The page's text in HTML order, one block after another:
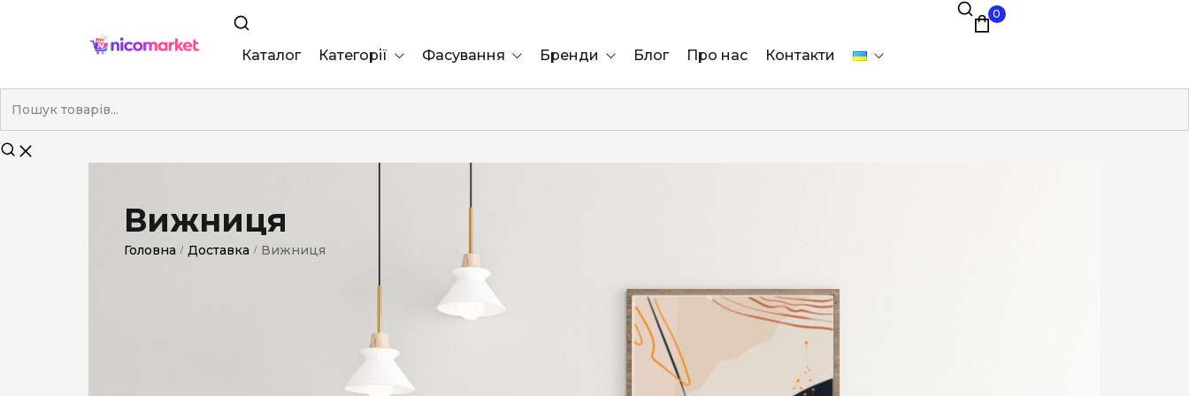
Каталог Категорії
Без фільтра
Смакові (капсула)
Фасування Бренди Блог Про нас Контакти
0
Вижниця
Головна / Доставка / Вижниця